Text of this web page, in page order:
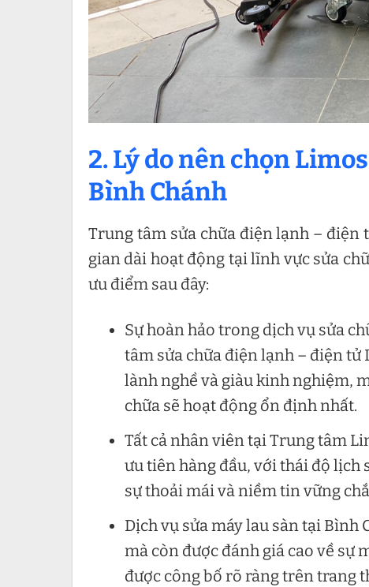
2. Lý do nên chọn
Bình Chánh
Trung tâm sửa chữa điện lạnh – điện
gian dài hoạt động tại lĩnh vực sửa
ưu điểm sau đây:
Sự hoàn hảo trong dịch vụ sửa
tâm sửa chữa điện lạnh – điện tử
lành nghề và giàu kinh nghiệm,
chữa sẽ hoạt động ổn định nhất.
Tất cả nhân viên tại Trung tâm
ưu tiên hàng đầu, với thái độ lịch
sự thoải mái và niềm tin vững
Dịch vụ sửa máy lau sàn tại
mà còn được đánh giá cao về sự
được công bố rõ ràng trên trang